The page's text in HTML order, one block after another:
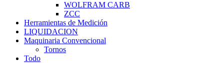
WOLFRAM CARB
ZCC
Herramientas de Medición
LIQUIDACION
Maquinaria Convencional
Tornos
Todo